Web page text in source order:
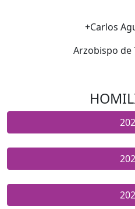
+Carlos
Arzobispo de